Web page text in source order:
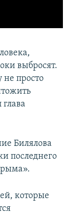
выбросят.
не просто
Билялова
последнего
которые